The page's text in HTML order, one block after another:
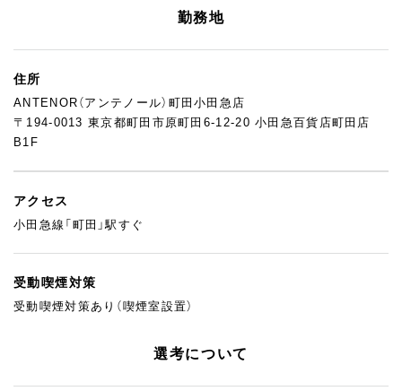
勤務地
住所
ANTENOR（アンテノール）町田小田急店
〒194-0013 東京都町田市原町田6-12-20 小田急百貨店町田店
B1F
アクセス
小田急線「町田」駅すぐ
受動喫煙対策
受動喫煙対策あり（喫煙室設置）
選考について